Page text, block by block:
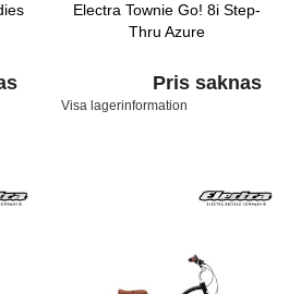
Electra Townie Go! 8i Step-
Thru Azure
Pris saknas
Visa lagerinformation